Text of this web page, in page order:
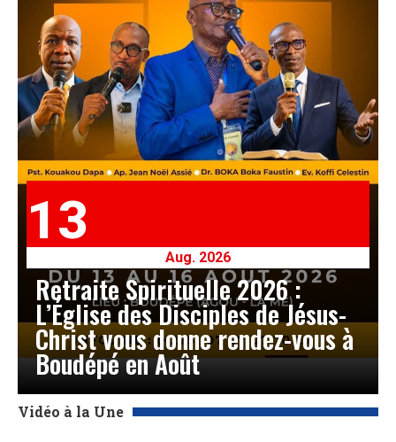
13
Aug. 2026
Retraite Spirituelle 2026 :
L’Église des Disciples de Jésus-
Christ vous donne rendez-vous à
Boudépé en Août
Vidéo à la Une